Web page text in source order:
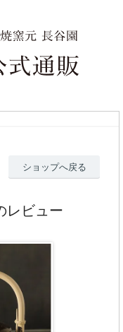
ショップへ戻る
ビュー